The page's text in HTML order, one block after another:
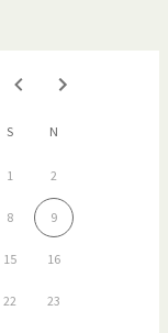
S N
1 2
8 9
15 16
22 23